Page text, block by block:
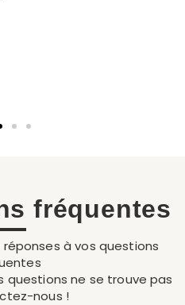
fréquentes
à vos questions
questions ne se trouve pas
nous !